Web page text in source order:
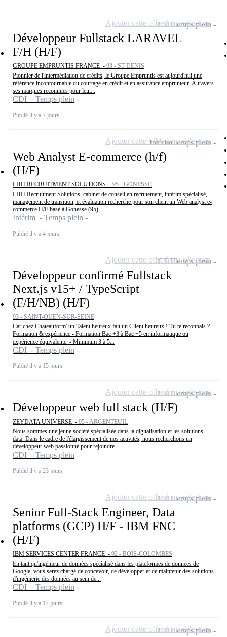
Développeur Fullstack LARAVEL
F/H (H/F)
GROUPE EMPRUNTIS FRANCE - 93 - ST DENIS
Pionnier de l'intermédiation de crédits, le Groupe Empruntis est aujourd'hui une
référence incontournable du courtage en crédit et en assurance emprunteur. À travers
ses marques reconnues pour leur...
CDI - Temps plein
Publié il y a 7 jours
CDITemps plein
Ajouter cette offre à ma sélection
Web Analyst E-commerce (h/f)
(H/F)
LHH RECRUITMENT SOLUTIONS - 95 - GONESSE
LHH Recruitment Solutions, cabinet de conseil en recrutement, intérim spécialisé,
management de transition, et évaluation recherche pour son client un Web analyst e-
commerce H/F basé à Gonesse (95)...
Intérim - Temps plein
Publié il y a 4 jours
IntérimTemps plein
Ajouter cette offre à ma sélection
Développeur confirmé Fullstack
Next.js v15+ / TypeScript
(F/H/NB) (H/F)
93 - SAINT-OUEN-SUR-SEINE
Car chez Chateauform' un Talent heureux fait un Client heureux ! Tu te reconnais ?
Formation & expérience - Formation Bac +3 à Bac +5 en informatique ou
expérience équivalente. - Minimum 3 à 5...
CDI - Temps plein
Publié il y a 15 jours
CDITemps plein
Ajouter cette offre à ma sélection
Développeur web full stack (H/F)
ZEYDATA UNIVERSE - 95 - ARGENTEUIL
Nous sommes une jeune société spécialisée dans la digitalisation et les solutions
data. Dans le cadre de l'élargissement de nos activités, nous recherchons un
développeur web passionné pour rejoindre...
CDI - Temps plein
Publié il y a 23 jours
CDITemps plein
Ajouter cette offre à ma sélection
Senior Full-Stack Engineer, Data
platforms (GCP) H/F - IBM FNC
(H/F)
IBM SERVICES CENTER FRANCE - 92 - BOIS-COLOMBES
En tant qu'ingénieur de données spécialisé dans les plateformes de données de
Google, vous serez chargé de concevoir, de développer et de maintenir des solutions
d'ingénierie des données au sein de...
CDI - Temps plein
Publié il y a 17 jours
CDITemps plein
Ajouter cette offre à ma sélection
CDITemps plein
Ajouter cette offre à ma sélection